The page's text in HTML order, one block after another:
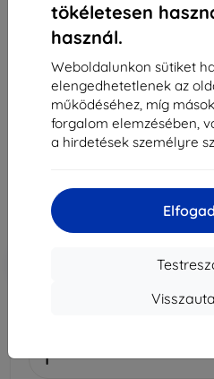
tökéletesen
használ.
Weboldalunkon sütiket
elengedhetetlenek az
működéséhez, míg
forgalom elemzésében,
a hirdetések személyre
3MK Foil 1UP Asus Rog
Gaming, 3 db.
Alkalmas: Asus Rog Phone
Leírás és
7 011 Ft
Ár ÁFA nelkül
Kedvezmény